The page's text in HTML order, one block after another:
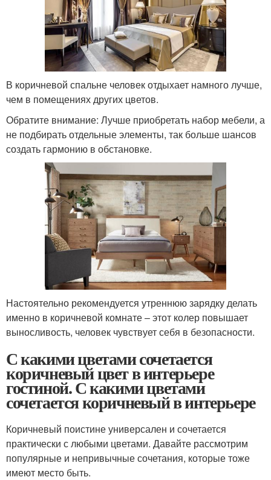
В коричневой спальне человек отдыхает намного лучше,
чем в помещениях других цветов.
Обратите внимание: Лучше приобретать набор мебели, а
не подбирать отдельные элементы, так больше шансов
создать гармонию в обстановке.
Настоятельно рекомендуется утреннюю зарядку делать
именно в коричневой комнате – этот колер повышает
выносливость, человек чувствует себя в безопасности.
С какими цветами сочетается
коричневый цвет в интерьере
гостиной. С какими цветами
сочетается коричневый в интерьере
Коричневый поистине универсален и сочетается
практически с любыми цветами. Давайте рассмотрим
популярные и непривычные сочетания, которые тоже
имеют место быть.